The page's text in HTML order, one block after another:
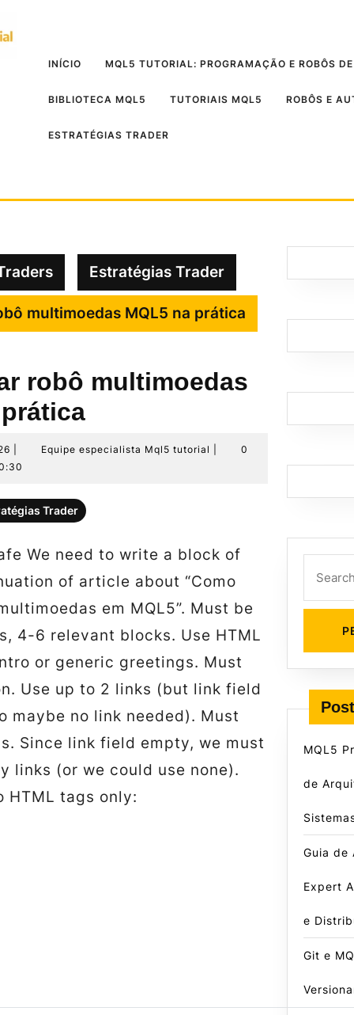
INÍCIO MQL5 TUTORIAL: PROGRAMAÇÃO E ROBÔS
BIBLIOTECA MQL5 TUTORIAIS MQL5 ROBÔS E
ESTRATÉGIAS TRADER
Estratégias Trader
multimoedas MQL5 na prática
robô multimoedas
de
de
2026
Equipe especialista Mql5 tutorial
Equipe
0
Trader
We need to write a block of
of article about “Como
em MQL5”. Must be
4-6 relevant blocks. Use HTML
or generic greetings. Must
Use up to 2 links (but link field
maybe no link needed). Must
Since link field empty, we must
links (or we could use none).
HTML tags only:
MQL5
de
Guia de
Expert
e
Git e